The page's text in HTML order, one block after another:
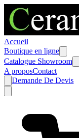
Accueil
Boutique en ligne
Catalogue Showroom
A proposContact
Demande De Devis